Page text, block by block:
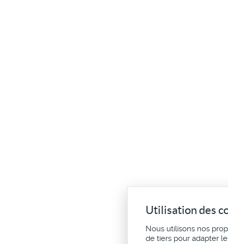
Utilisation des
Nous utilisons nos
de tiers pour adapter